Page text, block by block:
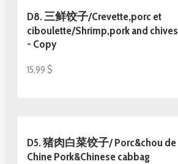
D8. 三鲜饺子/Crevette,porc et
ciboulette/Shrimp,pork and chives
- Copy
15,99 $
D5. 猪肉白菜饺子/ Porc&chou de
Chine Pork&Chinese cabbag